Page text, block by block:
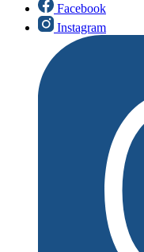
Facebook
Instagram